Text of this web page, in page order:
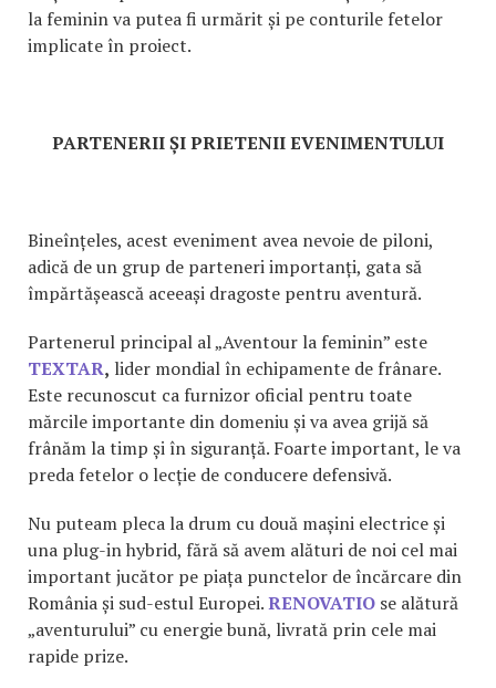
la feminin va putea fi urmărit și pe conturile fetelor
implicate în proiect.
PARTENERII ȘI PRIETENII EVENIMENTULUI
Bineînțeles, acest eveniment avea nevoie de piloni,
adică de un grup de parteneri importanți, gata să
împărtășească aceeași dragoste pentru aventură.
Partenerul principal al „Aventour la feminin” este
TEXTAR, lider mondial în echipamente de frânare.
Este recunoscut ca furnizor oficial pentru toate
mărcile importante din domeniu și va avea grijă să
frânăm la timp și în siguranță. Foarte important, le va
preda fetelor o lecție de conducere defensivă.
Nu puteam pleca la drum cu două mașini electrice și
una plug-in hybrid, fără să avem alături de noi cel mai
important jucător pe piața punctelor de încărcare din
România și sud-estul Europei.RENOVATIO se alătură
„aventurului” cu energie bună, livrată prin cele mai
rapide prize.